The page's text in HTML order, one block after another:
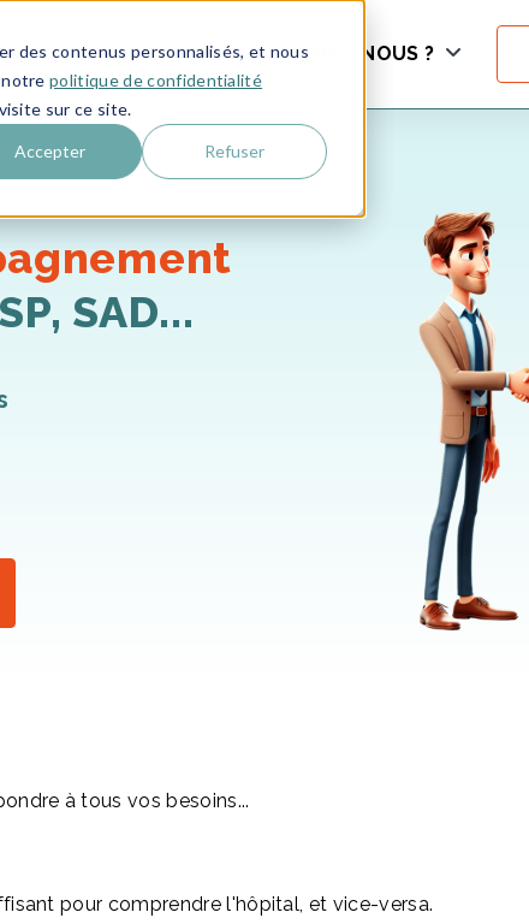
des contenus personnalisés, et nous
notrepolitique de confidentialité
sur ce site.
Accepter Refuser
QUI SOMMES-NOUS ?
SAD...
à tous vos besoins...
pour comprendre l'hôpital, et vice-versa.